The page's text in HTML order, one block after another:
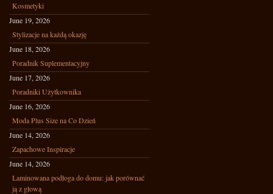
Kosmetyki
June 19, 2026
Stylizacje na każdą okazję
June 18, 2026
Poradnik Suplementacyjny
June 17, 2026
Poradniki Użytkownika
June 16, 2026
Moda Plus Size na Co Dzień
June 14, 2026
Zapachowe Inspiracje
June 14, 2026
Laminowana podłoga do domu: jak porównać
ją z głową